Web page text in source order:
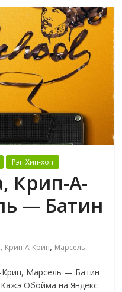
Рэп Хип-хоп
Крип-А-
— Батин
, Крип-А-Крип, Марсель
Марсель — Батин
Обойма на Яндекс